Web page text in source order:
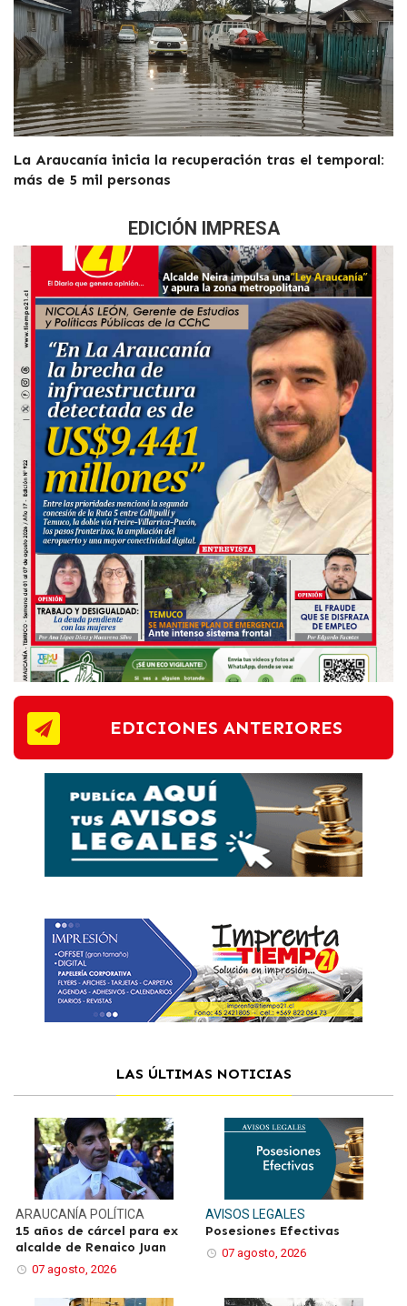
La Araucanía inicia la recuperación tras el temporal:
más de 5 mil personas
EDICIÓN IMPRESA
EDICIONES ANTERIORES
LAS ÚLTIMAS NOTICIAS
ARAUCANÍA POLÍTICA
15 años de cárcel para ex
alcalde de Renaico Juan
07 agosto, 2026
AVISOS LEGALES
Posesiones Efectivas
07 agosto, 2026